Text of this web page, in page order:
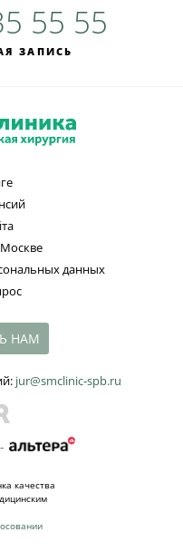
55 55
ЗАПИСЬ
данных
качества
НАМ
jur@smclinic‑spb.ru